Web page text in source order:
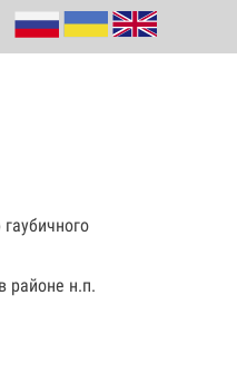
районе н.п.